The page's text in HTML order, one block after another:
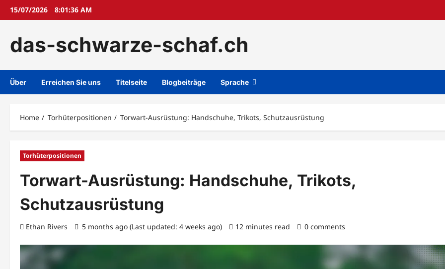
Skip15/07/2026 8:01:37 AM
das-schwarze-schaf.ch
Über Erreichen Sie uns Titelseite Blogbeiträge Sprache
Home Torhüterpositionen Torwart-Ausrüstung: Handschuhe, Trikots, Schutzausrüstung
Torhüterpositionen
Torwart-Ausrüstung: Handschuhe, Trikots,
Schutzausrüstung
Ethan Rivers 5 months ago (Last updated: 4 weeks ago) 12 minutes read 0 comments